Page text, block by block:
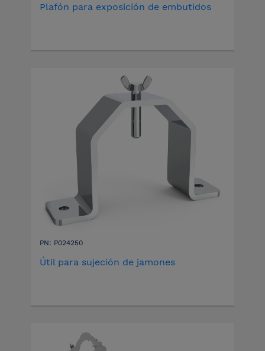
Plafón para exposición de embutidos
PN: P024250
Útil para sujeción de jamones